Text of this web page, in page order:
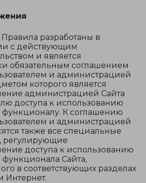
разработаны в
с действующим
и является
обязательным соглашением
и администрацией
которого является
администрацией Сайта
доступа к использованию
функционалу. К соглашению
и администрацией
также все специальные
регулирующие
доступа к использованию
функционала Сайта,
в соответствующих разделах
Интернет.